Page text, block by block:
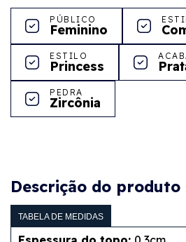
PÚBLICO
Feminino
ESTILO
Princess
PEDRA
Zircônia
Descrição do produto
TABELA DE MEDIDAS